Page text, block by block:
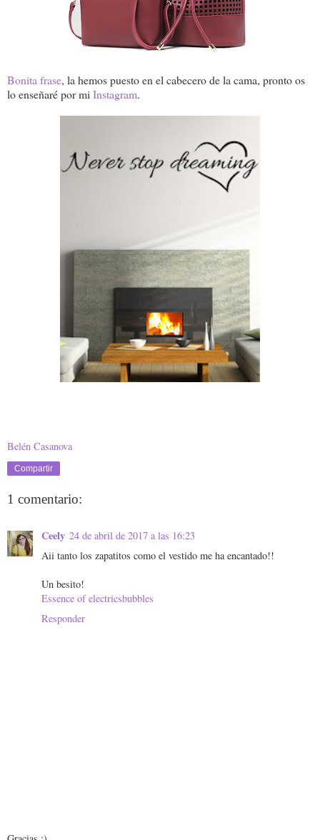
Bonita frase, la hemos puesto en el cabecero de la cama, pronto os
lo enseñaré por mi Instagram.
Belén Casanova
Compartir
1 comentario:
Ceely 24 de abril de 2017 a las 16:23
Aii tanto los zapatitos como el vestido me ha encantado!!
Un besito!
Essence of electricsbubbles
Responder